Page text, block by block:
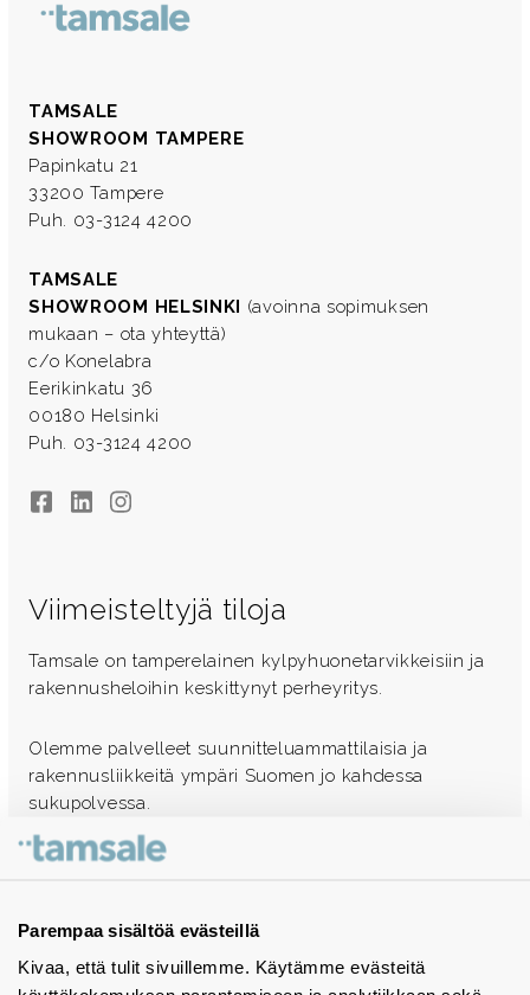
Parempaa sisältöä evästeillä
Kivaa, että tulit sivuillemme. Käytämme evästeitä
TAMSALE
SHOWROOM TAMPERE
Papinkatu 21
33200 Tampere
Puh. 03-3124 4200
TAMSALE
SHOWROOM HELSINKI (avoinna sopimuksen
mukaan – ota yhteyttä)
c/o Konelabra
Eerikinkatu 36
00180 Helsinki
Puh. 03-3124 4200
FacebookLinkedInInstagram
Viimeisteltyjä tiloja
Tamsale on tamperelainen kylpyhuonetarvikkeisiin ja
rakennusheloihin keskittynyt perheyritys.
Olemme palvelleet suunnitteluammattilaisia ja
rakennusliikkeitä ympäri Suomen jo kahdessa
sukupolvessa.
Ota yhteyttä - autamme mielellämme
Tuotekuvastot
Instagram